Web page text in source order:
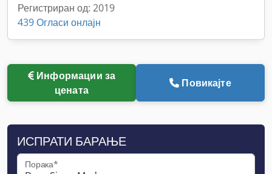
Регистриран од: 2019
439 Огласи онлајн
Информации за
цената
Повикајте
ИСПРАТИ БАРАЊЕ
Порака*